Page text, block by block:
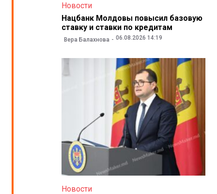
Новости
Нацбанк Молдовы повысил базовую
ставку и ставки по кредитам
Вера Балахнова 06.08.2026 14:19
Новости